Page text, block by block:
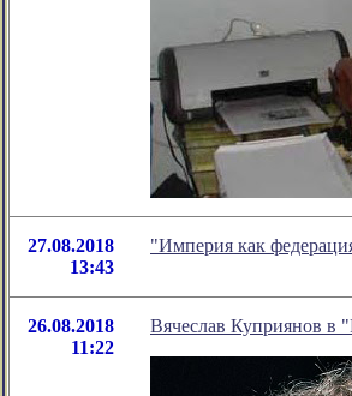
27.08.2018
13:43
"Империя как
26.08.2018
11:22
Вячеслав Куприянов в